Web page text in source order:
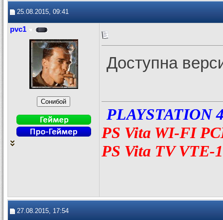
25.08.2015, 09:41
pvc1
Доступна
PLAYSTATION
PS Vita WI-FI
PS Vita TV VTE-
27.08.2015, 17:54